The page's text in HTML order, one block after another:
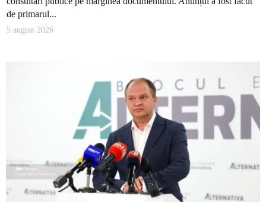
de primarul...
5 august 2026